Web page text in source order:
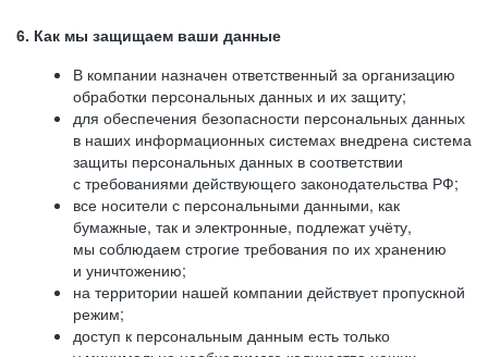
6. Как мы защищаем ваши данные
В компании назначен ответственный за организацию
обработки персональных данных и их защиту;
для обеспечения безопасности персональных данных
в наших информационных системах внедрена система
защиты персональных данных в соответствии
с требованиями действующего законодательства РФ;
все носители с персональными данными, как
бумажные, так и электронные, подлежат учёту,
мы соблюдаем строгие требования по их хранению
и уничтожению;
на территории нашей компании действует пропускной
режим;
доступ к персональным данным есть только